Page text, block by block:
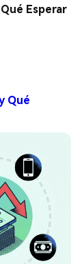
Esperar
Qué